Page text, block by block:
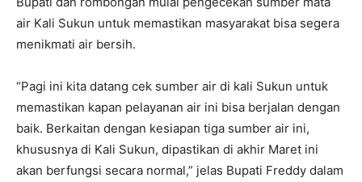
air Kali Sukun untuk memastikan masyarakat bisa segera
menikmati air bersih.
“Pagi ini kita datang cek sumber air di kali Sukun untuk
memastikan kapan pelayanan air ini bisa berjalan dengan
baik. Berkaitan dengan kesiapan tiga sumber air ini,
khususnya di Kali Sukun, dipastikan di akhir Maret ini
akan berfungsi secara normal,” jelas Bupati Freddy dalam